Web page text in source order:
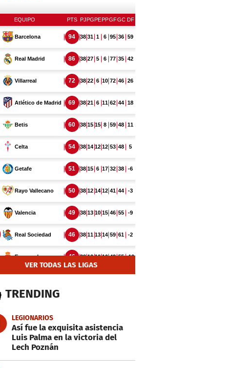
VER TODAS LAS LIGAS
TRENDING
LEGIONARIOS
Así fue la exquisita asistencia
Luis Palma en la victoria del
Lech Poznán